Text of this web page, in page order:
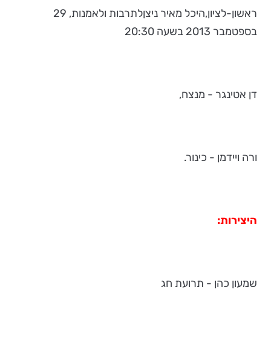
ראשון-לציון,היכל מאיר ניצןלתרבות ולאמנות, 29
בספטמבר 2013 בשעה 20:30
דן אטינגר - מנצח,
ורה ויידמן - כינור.
היצירות:
שמעון כהן - תרועת חג